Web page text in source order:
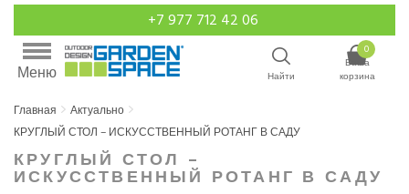
+7 977 712 42 06
Меню Найти
0
Ваша
корзина
Главная
Актуально
КРУГЛЫЙ СТОЛ – ИСКУССТВЕННЫЙ РОТАНГ В САДУ
КРУГЛЫЙ СТОЛ –
ИСКУССТВЕННЫЙ РОТАНГ В САДУ